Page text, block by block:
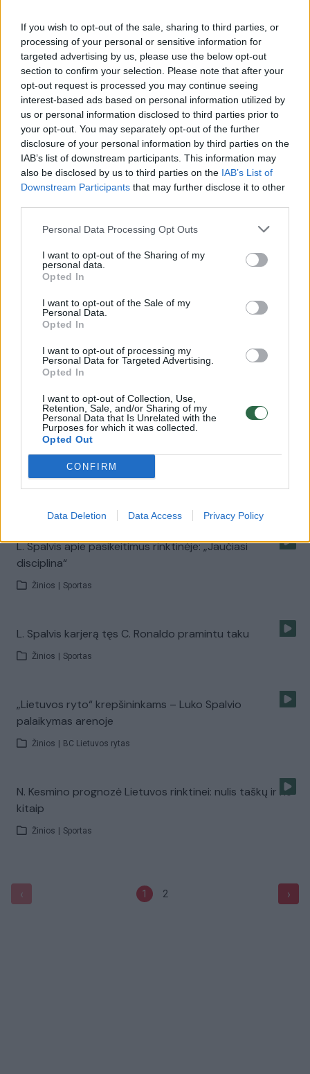
If you wish to opt-out of the sale, sharing to third parties, or
processing of your personal or sensitive information for
targeted advertising by us, please use the below opt-out
section to confirm your selection. Please note that after your
opt-out request is processed you may continue seeing
interest-based ads based on personal information utilized by
us or personal information disclosed to third parties prior to
your opt-out. You may separately opt-out of the further
disclosure of your personal information by third parties on the
IAB’s list of downstream participants. This information may
also be disclosed by us to third parties on the IAB’s List of
Downstream Participants that may further disclose it to other
Personal Data Processing Opt Outs
I want to opt-out of the Sharing of my
personal data.
Opted In
I want to opt-out of the Sale of my
Personal Data.
Opted In
I want to opt-out of processing my
Personal Data for Targeted Advertising.
Opted In
I want to opt-out of Collection, Use,
Retention, Sale, and/or Sharing of my
Personal Data that Is Unrelated with the
Purposes for which it was collected.
Opted Out
CONFIRM
Data Deletion Data Access Privacy Policy
Rinktinės žvaigždės „Euro 2016“ stebi su treneriu E.
Jankausku
Ką Europos futbolo čempionate palaiko Lietuvos
sporto žvaigždės?
linksmiau“
Žinios | Sportas
Edgaras Jankauskas apie estus: „Laukiu labai sunkių
rungtynių“
nežarsto
Žinios | Sportas
Lukas Spalvis: nuo tokių įvarčių sunku apsiginti
L. Spalvis apie pasikeitimus rinktinėje: „Jaučiasi
disciplina“
Žinios Sportas
L. Spalvis karjerą tęs C. Ronaldo pramintu taku
Žinios Sportas
„Lietuvos ryto“ krepšininkams – Luko Spalvio
palaikymas arenoje
Žinios BC Lietuvos rytas
N. Kesmino prognozė Lietuvos rinktinei: nulis taškų ir ne
kitaip
Žinios Sportas
‹ 1 2 ›